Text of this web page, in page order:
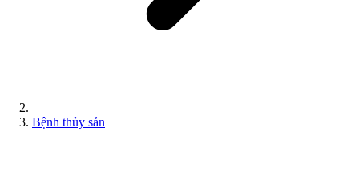
Bệnh thủy sản